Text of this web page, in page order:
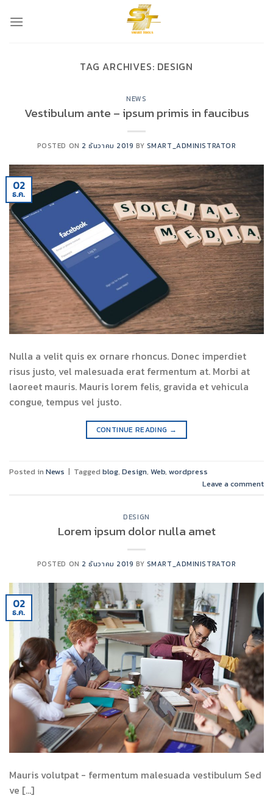
TAG ARCHIVES: DESIGN
NEWS
Vestibulum ante – ipsum primis in faucibus
POSTED ON 2 ธันวาคม 2019 BY SMART_ADMINISTRATOR
02
ธ.ค.
Nulla a velit quis ex ornare rhoncus. Donec imperdiet
risus justo, vel malesuada erat fermentum at. Morbi at
laoreet mauris. Mauris lorem felis, gravida et vehicula
congue, tempus vel justo.
CONTINUE READING →
Posted in News | Tagged blog, Design, Web, wordpress
Leave a comment
DESIGN
Lorem ipsum dolor nulla amet
POSTED ON 2 ธันวาคม 2019 BY SMART_ADMINISTRATOR
02
ธ.ค.
Mauris volutpat - fermentum malesuada vestibulum Sed
ve [...]